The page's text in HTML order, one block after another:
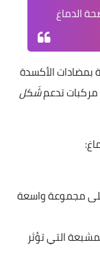
الدماغ
بمضادات الأكسدة
مركبات تدعمشَكل
مجموعة واسعة
التي تؤثر